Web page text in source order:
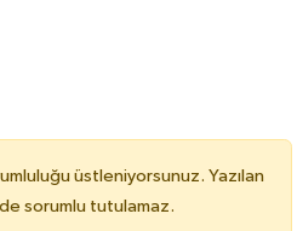
üstleniyorsunuz. Yazılan
sorumlu tutulamaz.